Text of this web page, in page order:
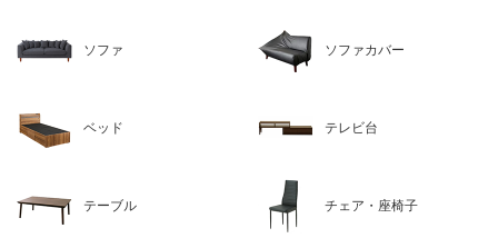
ソファ ソファカバー
ベッド テレビ台
テーブル チェア・座椅子